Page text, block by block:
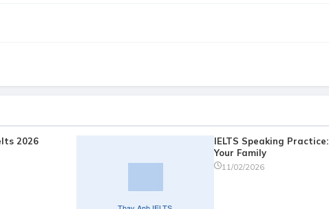
2026
IELTS Speaking Practice:
Your Family
11/02/2026